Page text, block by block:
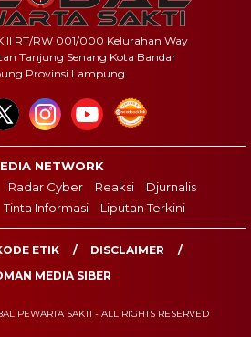
II RT/RW 001/000 Kelurahan Way
Tanjung Senang Kota Bandar
Provinsi Lampung
NETWORK
Radar Cyber Reaksi
Djurnalis
Tinta Informasi Liputan Terkini
ETIK
DISCLAIMER
MEDIA SIBER
PEWARTA SAKTI - ALL RIGHTS RESERVED